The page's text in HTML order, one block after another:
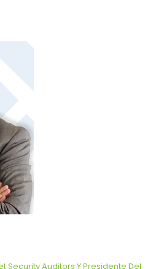
Security Auditors Y Presidente Del